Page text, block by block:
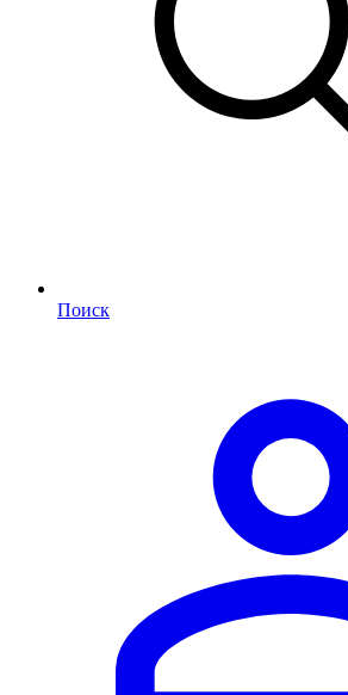
Поиск